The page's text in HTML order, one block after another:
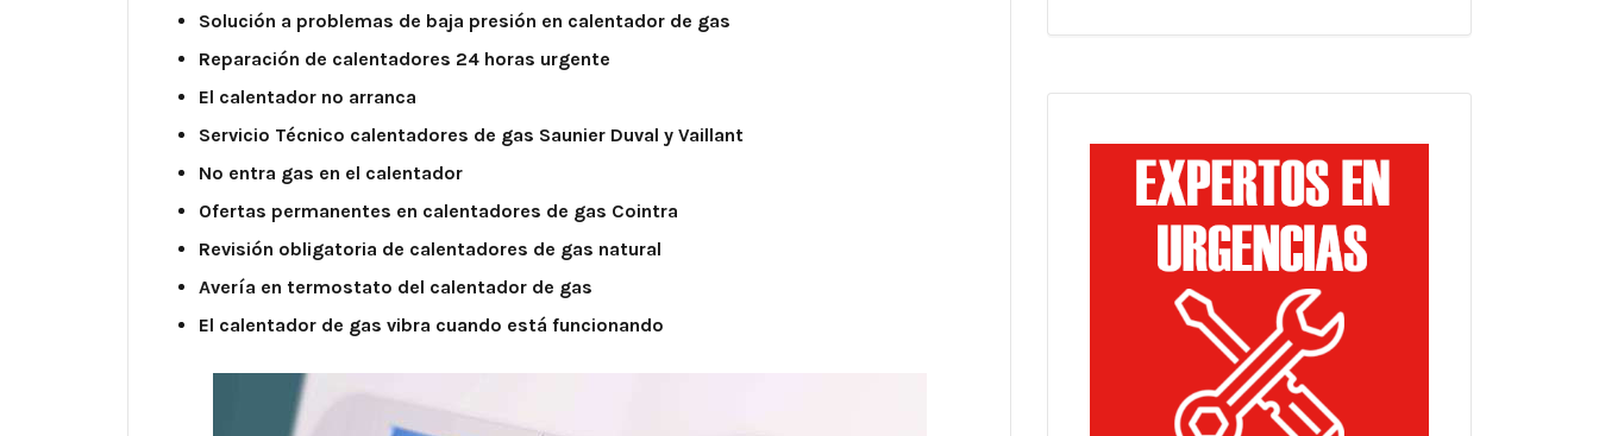
Solución a problemas de baja presión en calentador de gas
Reparación de calentadores 24 horas urgente
El calentador no arranca
Servicio Técnico calentadores de gas Saunier Duval y Vaillant
No entra gas en el calentador
Ofertas permanentes en calentadores de gas Cointra
Revisión obligatoria de calentadores de gas natural
Avería en termostato del calentador de gas
El calentador de gas vibra cuando está funcionando